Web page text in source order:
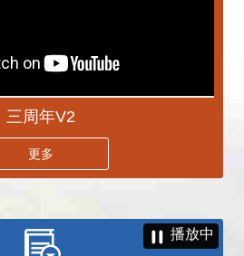
三周年V2
更多
播放中